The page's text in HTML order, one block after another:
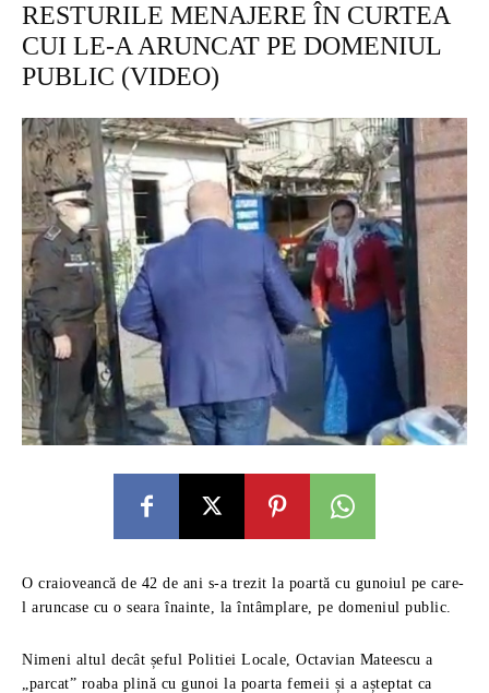
RESTURILE MENAJERE ÎN CURTEA
CUI LE-A ARUNCAT PE DOMENIUL
PUBLIC (VIDEO)
O craioveancă de 42 de ani s-a trezit la poartă cu gunoiul pe care-
l aruncase cu o seara înainte, la întâmplare, pe domeniul public.
Nimeni altul decât șeful Politiei Locale, Octavian Mateescu a
„parcat” roaba plină cu gunoi la poarta femeii și a așteptat ca